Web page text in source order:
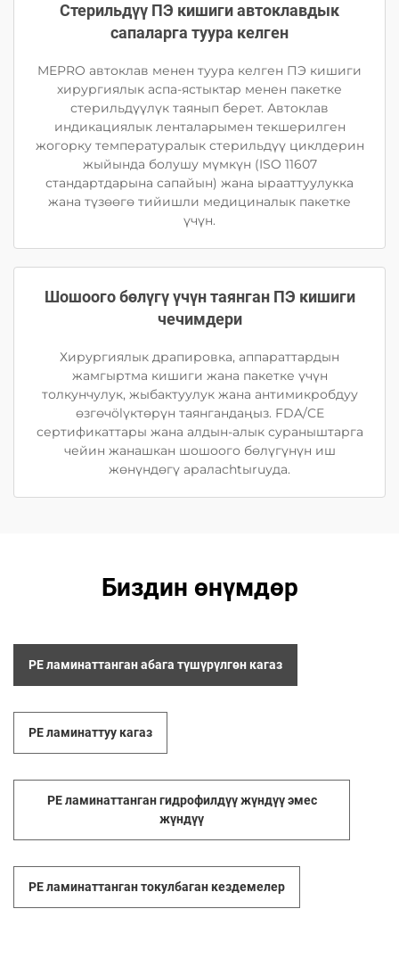
Стерильдүү ПЭ кишиги автоклавдык
сапаларга туура келген
MEPRO автоклав менен туура келген ПЭ кишиги
хирургиялык аспа-ястыктар менен пакетке
стерильдүүлүк таянып берет. Автоклав
индикациялык ленталарымен текшерилген
жогорку температуралык стерильдүү циклдерин
жыйында болушу мүмкүн (ISO 11607
стандартдарына сапайын) жана ырааттуулукка
жана түзөөгө тийишли медициналык пакетке
үчүн.
Шошоого бөлүгү үчүн таянган ПЭ кишиги
чечимдери
Хирургиялык драпировка, аппараттардын
жамгыртма кишиги жана пакетке үчүн
толкунчулук, жыбактуулук жана антимикробдуу
өзгөчölүктөрүн таянгандаңыз. FDA/CE
сертификаттары жана алдын-алык сураныштарга
чейин жанашкан шошоого бөлүгүнүн иш
жөнүндөгү араласhtыruуда.
Биздин өнүмдөр
PE ламинаттанган абага түшүрүлгөн кагаз
PE ламинаттуу кагаз
PE ламинаттанган гидрофилдүү жүндүү эмес
жүндүү
PE ламинаттанган токулбаган кездемелер